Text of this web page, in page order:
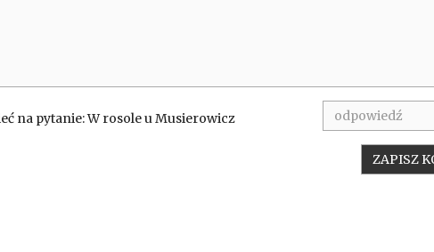
na pytanie: W rosole u Musierowicz